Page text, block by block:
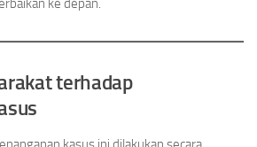
ke depan.
terhadap